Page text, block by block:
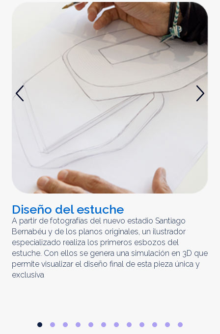
Diseño del estuche
A partir de fotografías del nuevo estadio Santiago
Bernabéu y de los planos originales, un ilustrador
especializado realiza los primeros esbozos del
estuche. Con ellos se genera una simulación en 3D que
permite visualizar el diseño final de esta pieza única y
exclusiva